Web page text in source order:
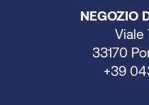
NEGOZIO
Viale
33170
+39